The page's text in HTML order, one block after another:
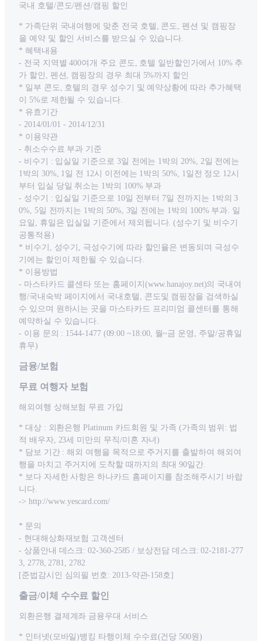
국내 호텔/콘도/펜션/캠핑 할인
* 가족단위 국내여행에 맞춘 전국 호텔, 콘도, 펜션 및 캠핑장
을 예약 및 할인 서비스를 받으실 수 있습니다.
* 혜택내용
- 전국 지역별 400여개 주요 콘도, 호텔 일반할인가에서 10% 추
가 할인, 펜션, 캠핑장의 경우 최대 5%까지 할인
* 일부 콘도, 호텔의 경우 성수기 및 예약상황에 따라 추가혜택
이 5%로 제한될 수 있습니다.
* 유효기간
- 2014/01/01 - 2014/12/31
* 이용약관
- 취소수수료 부과 기준
- 비수기 : 입실일 기준으로 3일 전에는 1박의 20%, 2일 전에는
1박의 30%, 1일 전 12시 이전에는 1박의 50%, 1일전 정오 12시
부터 입실 당일 취소는 1박의 100% 부과
- 성수기 : 입실일 기준으로 10일 전부터 7일 전까지는 1박의 3
0%, 5일 전까지는 1박의 50%, 3일 전에는 1박의 100% 부과. 일
요일, 휴일은 입실일 기준에서 제외됩니다. (성수기 및 비수기
공통적용)
* 비수기, 성수기, 극성수기에 따라 할인율은 변동되며 극성수
기에는 할인이 제한될 수 있습니다.
* 이용방법
- 마스타카드 콜센타 또는 홈페이지(www.hanajoy.net)의 국내여
행/국내숙박 페이지에서 국내호텔, 콘도및 캠핑장을 검색하실
수 있으며 원하시는 곳을 마스타카드 프리미엄 콜센터를 통해
예약하실 수 있습니다.
- 이용 문의 : 1544-1477 (09:00 ~18:00, 월~금 운영, 주말/공휴일
휴무)
금융/보험
무료 여행자 보험
해외여행 상해보험 무료 가입
* 대상 : 외환은행 Platinum 카드회원 및 가족 (가족의 범위: 법
적 배우자, 23세 미만의 무직/미혼 자녀)
* 담보 기간 : 해외 여행을 목적으로 주거지를 출발하여 해외여
행을 마치고 주거지에 도착할 때까지의 최대 90일간.
* 보다 자세한 사항은 하나카드 홈페이지를 참조해주시기 바랍
니다.
-> http://www.yescard.com/
* 문의
- 현대해상화재보험 고객센터
- 상품안내 데스크: 02-360-2585 / 보상전담 데스크: 02-2181-277
3, 2778, 2781, 2782
[준법감시인 심의필 번호: 2013-약관-158호]
출금/이체 수수료 할인
외환은행 결제계좌 금융우대 서비스
* 인터넷(모바일)뱅킹 타행이체 수수료(건당 500원)